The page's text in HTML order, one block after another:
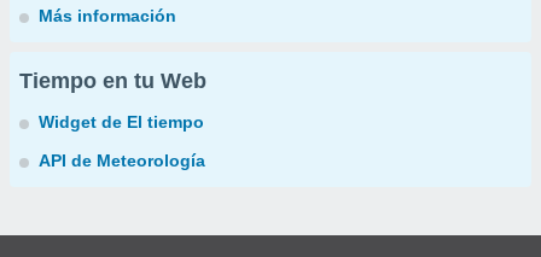
Más información
Tiempo en tu Web
Widget de El tiempo
API de Meteorología